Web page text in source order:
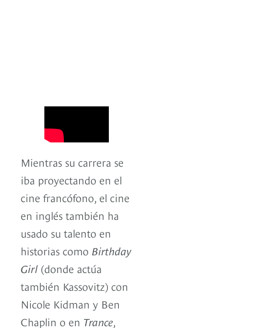
Mientras su carrera se
iba proyectando en el
cine francófono, el cine
en inglés también ha
usado su talento en
historias como Birthday
Girl (donde actúa
también Kassovitz) con
Nicole Kidman y Ben
Chaplin o en Trance